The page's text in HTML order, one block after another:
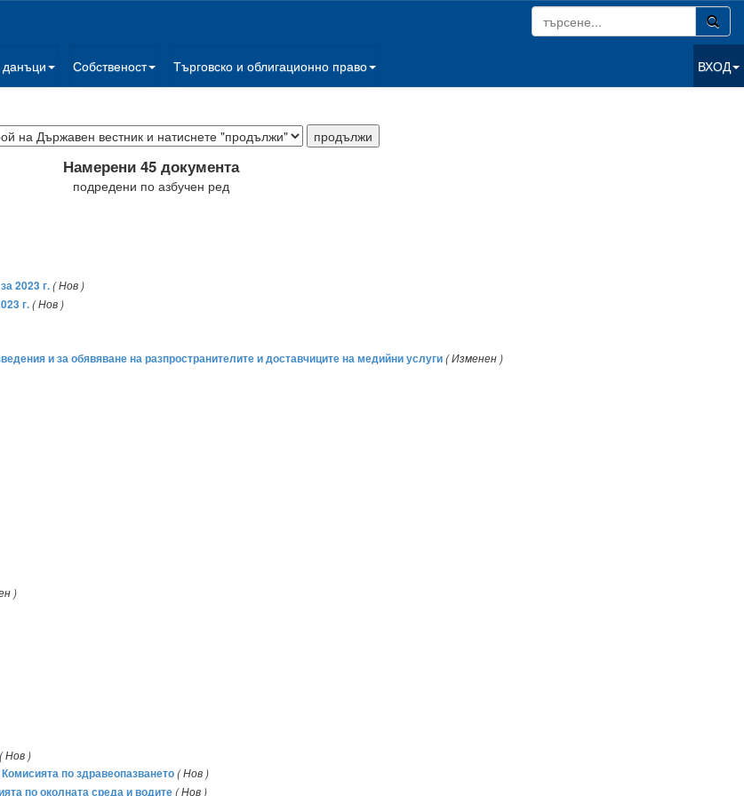
данъци Собственост Търговско и облигационно право
ВХОД
Намерени 45 документа
подредени по азбучен ред
2023 г.( Нов )
г.( Нов )
и за обявяване на разпространителите и доставчиците на медийни услуги( Изменен )
)
( Нов )
по здравеопазването( Нов )
по околната среда и водите( Нов )